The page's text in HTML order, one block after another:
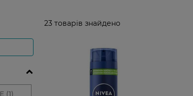
23 товарів знайдено